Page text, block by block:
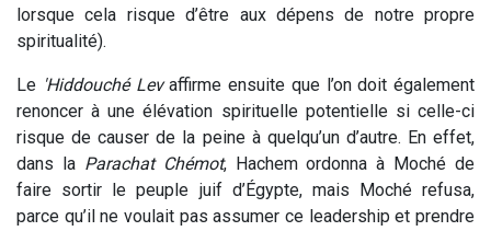
lorsque cela risque d’être aux dépens de notre propre
spiritualité).
Le 'Hiddouché Levaffirme ensuite que l’on doit également
renoncer à une élévation spirituelle potentielle si celle-ci
risque de causer de la peine à quelqu’un d’autre. En effet,
dans la Parachat Chémot, Hachem ordonna à Moché de
faire sortir le peuple juif d’Égypte, mais Moché refusa,
parce qu’il ne voulait pas assumer ce leadership et prendre